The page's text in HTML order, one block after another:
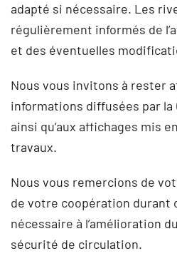
adapté si nécessaire. Les
régulièrement informés de
et des éventuelles
Nous vous invitons à rester
informations diffusées par la
ainsi qu’aux affichages mis
travaux.
Nous vous remercions de
de votre coopération durant
nécessaire à l’amélioration
sécurité de circulation.